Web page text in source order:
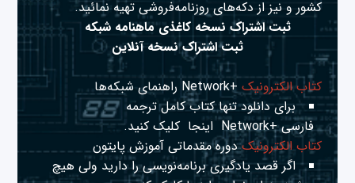
کشور و نیز از دکه‌های روزنامه‌فروشی تهیه نمائید.
ثبت اشتراک نسخه کاغذی ماهنامه شبکه
ثبت اشتراک نسخه آنلاین
کتاب الکترونیک+Network راهنمای شبکه‌ها
برای دانلود تنها کتاب کامل ترجمه
فارسی +Network
اینجا کلیک کنید.
کتاب الکترونیکدوره مقدماتی آموزش پایتون
اگر قصد یادگیری برنامه‌نویسی را دارید ولی هیچ